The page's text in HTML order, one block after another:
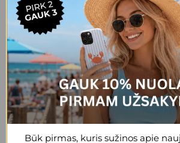
20,000+ patenkintų
Reda
Gražus, patogus, tvirtas dėklas, esu
patenkinta
Būk pirmas, kuris sužinos apie